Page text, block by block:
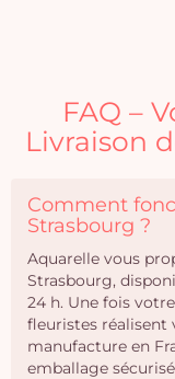
FAQ –
Livraison
Comment
Strasbourg ?
Aquarelle vous
Strasbourg,
24 h. Une fois
fleuristes réalisent
manufacture en
emballage